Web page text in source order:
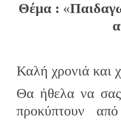
Θέμα : «
Καλή χρονιά και
Θα ήθελα να
προκύπτουν